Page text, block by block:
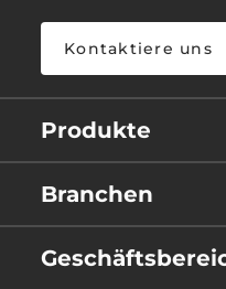
Kontaktiere uns
Produkte
Branchen